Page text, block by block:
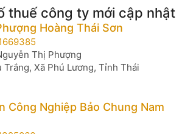
thuế công ty mới cập nhật
Hoàng Thái Sơn
Thị Phượng
Trắng, Xã Phú Lương, Tỉnh Thái
Công Nghiệp Bảo Chung Nam